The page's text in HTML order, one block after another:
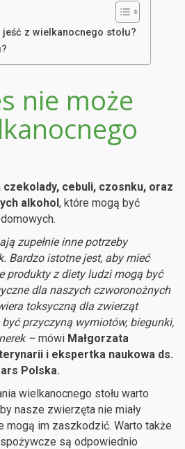
z wielkanocnego stołu?
nie może
czekolady, cebuli, czosnku, oraz
alkohol, które mogą być
zupełnie inne potrzeby
Bardzo istotne jest, aby mieć
produkty z diety ludzi mogą być
dla naszych czworonożnych
toksyczną dla zwierząt
przyczyną wymiotów, biegunki,
– mówi Małgorzata
i ekspertka naukowa ds.
Polska.
wielkanocnego stołu warto
nasze zwierzęta nie miały
mogą im zaszkodzić. Warto także
są odpowiednio